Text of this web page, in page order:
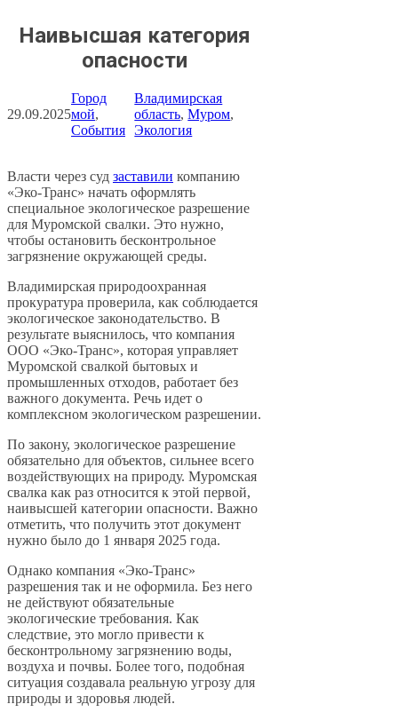
Наивысшая категория
опасности
29.09.2025
Город
мой
События
Владимирская
область, Муром
Экология
Власти через суд заставили компанию
«Эко-Транс» начать оформлять
специальное экологическое разрешение
для Муромской свалки. Это нужно,
чтобы остановить бесконтрольное
загрязнение окружающей среды.
Владимирская природоохранная
прокуратура проверила, как соблюдается
экологическое законодательство. В
результате выяснилось, что компания
ООО «Эко-Транс», которая управляет
Муромской свалкой бытовых и
промышленных отходов, работает без
важного документа. Речь идет о
комплексном экологическом разрешении.
По закону, экологическое разрешение
обязательно для объектов, сильнее всего
воздействующих на природу. Муромская
свалка как раз относится к этой первой,
наивысшей категории опасности. Важно
отметить, что получить этот документ
нужно было до 1 января 2025 года.
Однако компания «Эко-Транс»
разрешения так и не оформила. Без него
не действуют обязательные
экологические требования. Как
следствие, это могло привести к
бесконтрольному загрязнению воды,
воздуха и почвы. Более того, подобная
ситуация создавала реальную угрозу для
природы и здоровья людей.